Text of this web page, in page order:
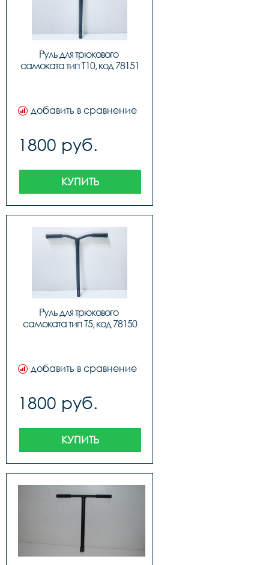
Руль для трюкового
самоката тип T10, код 78151
добавить в сравнение
1800 руб.
КУПИТЬ
Руль для трюкового
самоката тип T5, код 78150
добавить в сравнение
1800 руб.
КУПИТЬ